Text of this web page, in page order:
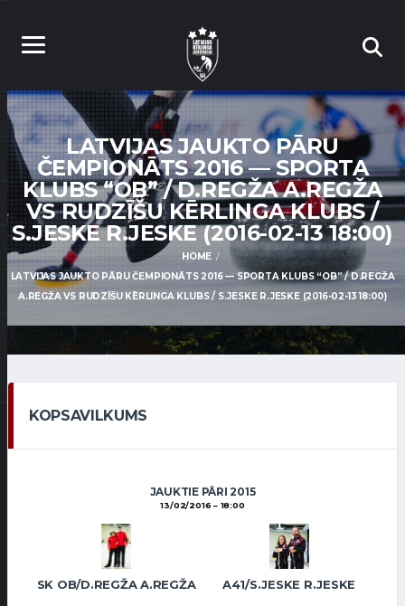
LATVIJAS JAUKTO PĀRU
ČEMPIONĀTS 2016 — SPORTA
KLUBS “OB” / D.REGŽA A.REGŽA
VS RUDZĪŠU KĒRLINGA KLUBS /
S.JESKE R.JESKE (2016-02-13 18:00)
HOME
LATVIJAS JAUKTO PĀRU ČEMPIONĀTS 2016 — SPORTA KLUBS “OB” / D.REGŽA
A.REGŽA VS RUDZĪŠU KĒRLINGA KLUBS / S.JESKE R.JESKE (2016-02-13 18:00)
KOPSAVILKUMS
JAUKTIE PĀRI 2015
13/02/2016 18:00
SK OB/D.REGŽA A.REGŽA A41/S.JESKE R.JESKE